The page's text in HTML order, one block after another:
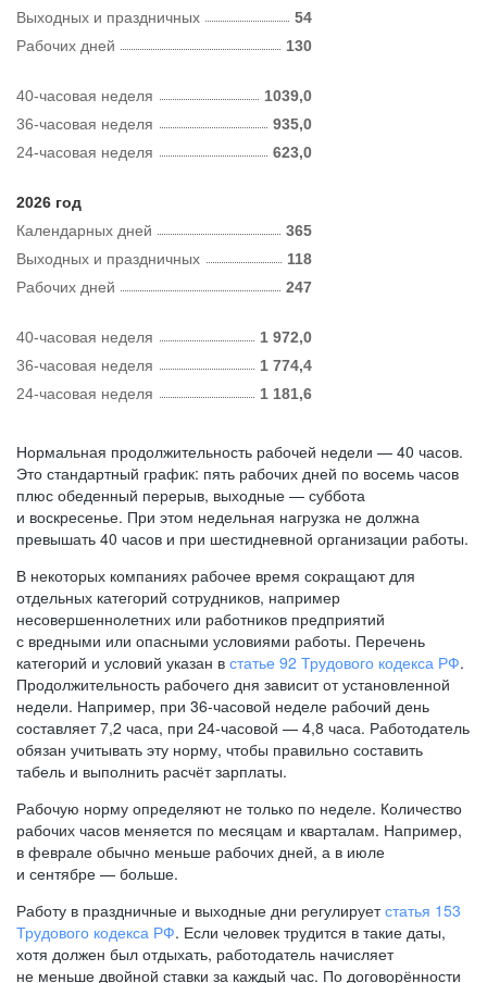
Рабочих дней 130
Выходных и праздничных 54
40-часовая неделя
1039,0
36-часовая неделя
935,0
24-часовая неделя
623,0
2026 год
Календарных дней
365
Рабочих дней 247
Выходных и праздничных 118
40-часовая неделя
1 972,0
36-часовая неделя
1 774,4
24-часовая неделя
1 181,6
Нормальная продолжительность рабочей недели — 40 часов.
Это стандартный график: пять рабочих дней по восемь часов
плюс обеденный перерыв, выходные — суббота
и воскресенье. При этом недельная нагрузка не должна
превышать 40 часов и при шестидневной организации работы.
В некоторых компаниях рабочее время сокращают для
отдельных категорий сотрудников, например
несовершеннолетних или работников предприятий
с вредными или опасными условиями работы. Перечень
категорий и условий указан в статье 92 Трудового кодекса РФ.
Продолжительность рабочего дня зависит от установленной
недели. Например, при 36-часовой неделе рабочий день
составляет 7,2 часа, при 24-часовой — 4,8 часа. Работодатель
обязан учитывать эту норму, чтобы правильно составить
табель и выполнить расчёт зарплаты.
Рабочую норму определяют не только по неделе. Количество
рабочих часов меняется по месяцам и кварталам. Например,
в феврале обычно меньше рабочих дней, а в июле
и сентябре — больше.
Работу в праздничные и выходные дни регулируетстатья 153
Трудового кодекса РФ. Если человек трудится в такие даты,
хотя должен был отдыхать, работодатель начисляет
не меньше двойной ставки за каждый час. По договорённости